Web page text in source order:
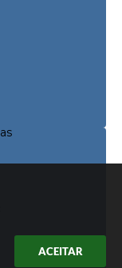
ACEITAR